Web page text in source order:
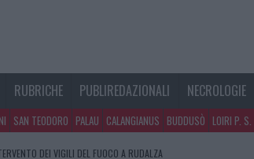
RUBRICHE PUBLIREDAZIONALI NECROLOGIE
SAN TEODORO PALAU CALANGIANUS BUDDUSÒ LOIRI P. S.
DEI VIGILI DEL FUOCO A RUDALZA